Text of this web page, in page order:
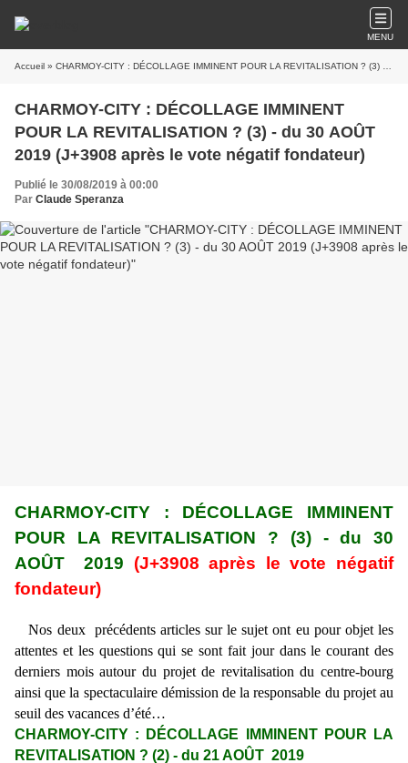
MENU
Accueil » CHARMOY-CITY : DÉCOLLAGE IMMINENT POUR LA REVITALISATION ? (3) - du 30 AOÛT 2019 (J+3908 après le vote négatif fondateur)
CHARMOY-CITY : DÉCOLLAGE IMMINENT
POUR LA REVITALISATION ? (3) - du 30 AOÛT
2019 (J+3908 après le vote négatif fondateur)
Publié le 30/08/2019 à 00:00
Par Claude Speranza
CHARMOY-CITY : DÉCOLLAGE IMMINENT
POUR LA REVITALISATION ? (3) - du 30
AOÛT 2019 (J+3908 après le vote négatif
fondateur)
Nos deux précédents articles sur le sujet ont eu pour objet les
attentes et les questions qui se sont fait jour dans le courant des
derniers mois autour du projet de revitalisation du centre-bourg
ainsi que la spectaculaire démission de la responsable du projet au
seuil des vacances d’été…
CHARMOY-CITY : DÉCOLLAGE IMMINENT POUR LA
REVITALISATION ? (2) - du 21 AOÛT 2019